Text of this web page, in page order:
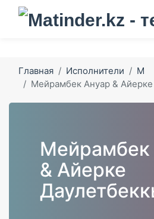
Главная Исполнители
М
Мейрамбек Ануар &
Мейрамбек
& Айерке